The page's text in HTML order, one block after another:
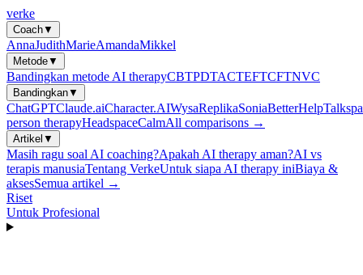
verke
Coach▼
AnnaJudithMarieAmandaMikkel
Metode▼
Bandingkan metode AI therapyCBTPDTACTEFTCFTNVC
Bandingkan▼
ChatGPTClaude.aiCharacter.AIWysaReplikaSoniaBetterHelp
person therapyHeadspaceCalmAll comparisons →
Artikel ▼
Masih ragu soal AI coaching?Apakah AI therapy aman?AI vs
terapis manusiaTentang VerkeUntuk siapa AI therapy iniBiaya &
aksesSemua artikel →
Riset
Untuk Profesional